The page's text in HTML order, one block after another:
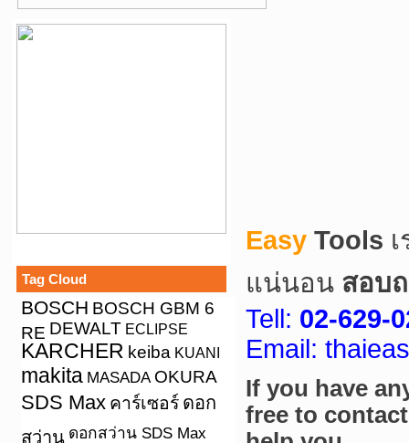
Tag Cloud
BOSCH BOSCH GBM 6
RE DEWALT ECLIPSE
KARCHER keiba KUANI
makita MASADA OKURA
SDS Max คาร์เซอร์ ดอก
สว่าน ดอกสว่าน SDS Max
Easy Tools
แน่นอน สอบ
Tell: 02-629-
Email:
If you have
free to